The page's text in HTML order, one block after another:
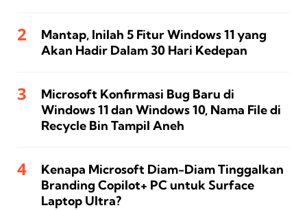
Mantap, Inilah 5 Fitur Windows 11 yang
Akan Hadir Dalam 30 Hari Kedepan
Microsoft Konfirmasi Bug Baru di
Windows 11 dan Windows 10, Nama File di
Recycle Bin Tampil Aneh
Kenapa Microsoft Diam-Diam Tinggalkan
Branding Copilot+ PC untuk Surface
Laptop Ultra?